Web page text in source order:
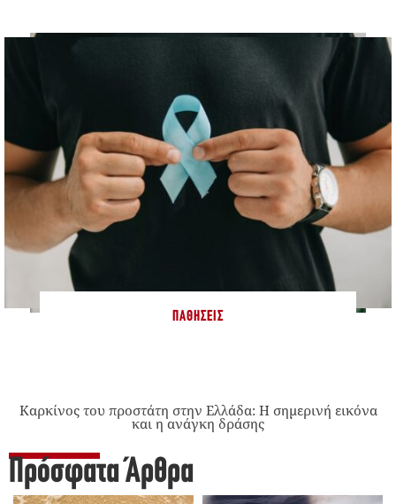
ΠΑΘΉΣΕΙΣ
Καρκίνος του προστάτη στην Ελλάδα: Η σημερινή εικόνα
και η ανάγκη δράσης
Πρόσφατα Άρθρα